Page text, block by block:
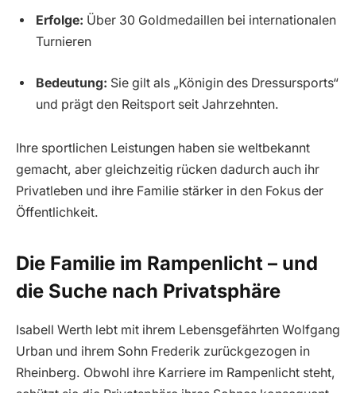
Erfolge: Über 30 Goldmedaillen bei internationalen
Turnieren
Bedeutung: Sie gilt als „Königin des Dressursports“
und prägt den Reitsport seit Jahrzehnten.
Ihre sportlichen Leistungen haben sie weltbekannt
gemacht, aber gleichzeitig rücken dadurch auch ihr
Privatleben und ihre Familie stärker in den Fokus der
Öffentlichkeit.
Die Familie im Rampenlicht – und
die Suche nach Privatsphäre
Isabell Werth lebt mit ihrem Lebensgefährten Wolfgang
Urban und ihrem Sohn Frederik zurückgezogen in
Rheinberg. Obwohl ihre Karriere im Rampenlicht steht,